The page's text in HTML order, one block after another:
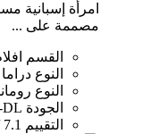
امرأة إسبانية
مصممة على ...
القسم
النوع دراما
النوع
الجودة DL
التقييم 7.1 / 10